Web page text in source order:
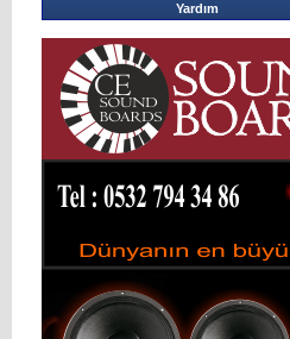
Yardım